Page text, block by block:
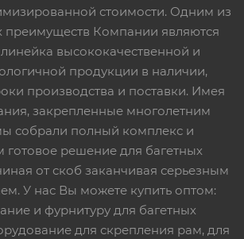
стоимости. Одним из
преимуществ Компании являются
высококачественной и
продукции в наличии,
производства и поставки. Имея
закрепленные многолетним
собрали полный комплекс и
готовое решение для багетных
от скоб заканчивая серьезным
У нас Вы можете купить оптом:
и фурнитуру для багетных
для скрепления рам, для